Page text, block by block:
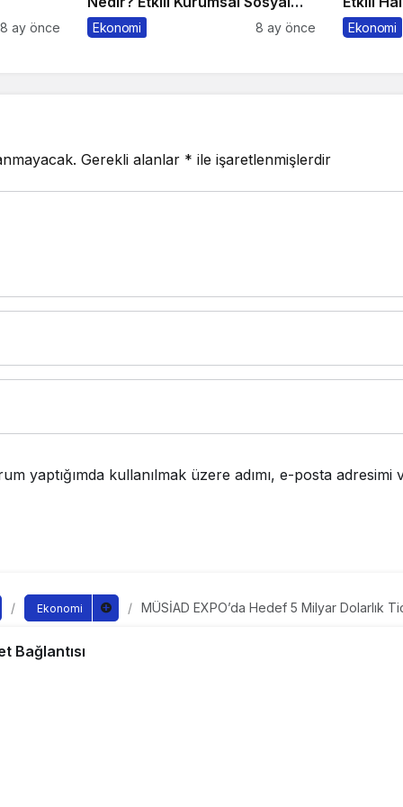
8 ay önce
Sorumluluk İçin 10 Altın Öneri
Ekonomi 8 ay önce
10 Altın
Ekonomi
Gerekli alanlar * ile işaretlenmişlerdir
yaptığımda kullanılmak üzere adımı, e-posta adresimi
Ekonomi MÜSİAD EXPO’da Hedef 5 Milyar Dolarlık
Hedef 5 Milyar
Bağlantısı